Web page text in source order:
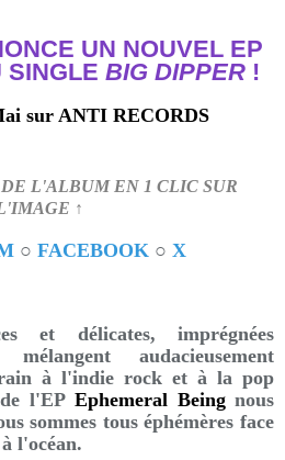
UN NOUVEL EP
SINGLE BIG DIPPER !
sur ANTI RECORDS
L'ALBUM EN 1 CLIC SUR
↑
○ FACEBOOK ○ X
et délicates, imprégnées
audacieusement
à l'indie rock et à la pop
l'EPEphemeral Beingnous
sommes tous éphémères face
l'océan.